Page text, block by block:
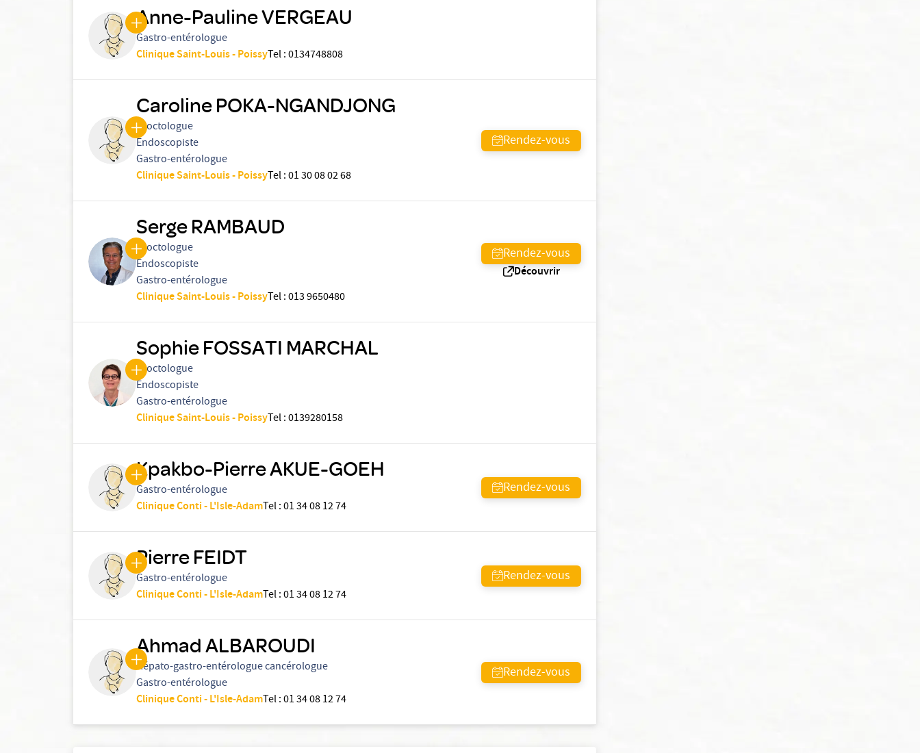
Anne-Pauline VERGEAU
Gastro-entérologue
Clinique Saint-Louis - PoissyTel:0134748808
Caroline POKA-NGANDJONG
Proctologue
Endoscopiste
Gastro-entérologue
Clinique Saint-Louis - PoissyTel:01 30 08 02 68
Rendez-vous
Serge RAMBAUD
Proctologue
Endoscopiste
Gastro-entérologue
Clinique Saint-Louis - PoissyTel:013 9650480
Rendez-vous
Découvrir
Sophie FOSSATI MARCHAL
Proctologue
Endoscopiste
Gastro-entérologue
Clinique Saint-Louis - PoissyTel:0139280158
Kpakbo-Pierre AKUE-GOEH
Gastro-entérologue
Clinique Conti - L'Isle-AdamTel:01 34 08 12 74
Rendez-vous
Pierre FEIDT
Gastro-entérologue
Clinique Conti - L'Isle-AdamTel:01 34 08 12 74
Rendez-vous
Ahmad ALBAROUDI
Hépato-gastro-entérologue cancérologue
Gastro-entérologue
Clinique Conti - L'Isle-AdamTel:01 34 08 12 74
Rendez-vous